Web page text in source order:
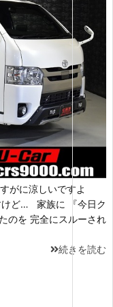
がに涼しいですよ
けど… 家族に 『今日ク
のを 完全にスルーされ
続きを読む